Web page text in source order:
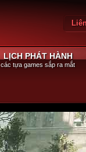
LỊCH PHÁT HÀNH
các tựa games sắp ra mắt